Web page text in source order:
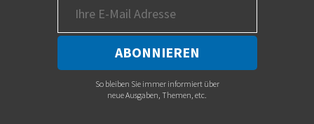
So bleiben Sie immer informiert über
neue Ausgaben, Themen, etc.